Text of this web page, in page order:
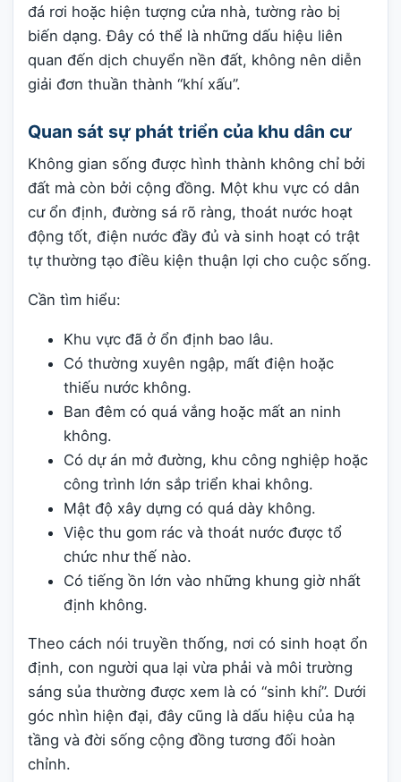
đá rơi hoặc hiện tượng cửa nhà, tường rào bị
biến dạng. Đây có thể là những dấu hiệu liên
quan đến dịch chuyển nền đất, không nên diễn
giải đơn thuần thành “khí xấu”.
Quan sát sự phát triển của khu dân cư
Không gian sống được hình thành không chỉ bởi
đất mà còn bởi cộng đồng. Một khu vực có dân
cư ổn định, đường sá rõ ràng, thoát nước hoạt
động tốt, điện nước đầy đủ và sinh hoạt có trật
tự thường tạo điều kiện thuận lợi cho cuộc sống.
Cần tìm hiểu:
Khu vực đã ở ổn định bao lâu.
Có thường xuyên ngập, mất điện hoặc
thiếu nước không.
Ban đêm có quá vắng hoặc mất an ninh
không.
Có dự án mở đường, khu công nghiệp hoặc
công trình lớn sắp triển khai không.
Mật độ xây dựng có quá dày không.
Việc thu gom rác và thoát nước được tổ
chức như thế nào.
Có tiếng ồn lớn vào những khung giờ nhất
định không.
Theo cách nói truyền thống, nơi có sinh hoạt ổn
định, con người qua lại vừa phải và môi trường
sáng sủa thường được xem là có “sinh khí”. Dưới
góc nhìn hiện đại, đây cũng là dấu hiệu của hạ
tầng và đời sống cộng đồng tương đối hoàn
chỉnh.